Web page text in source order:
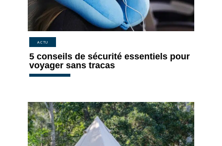
ACTU
5 conseils de sécurité essentiels pour
voyager sans tracas